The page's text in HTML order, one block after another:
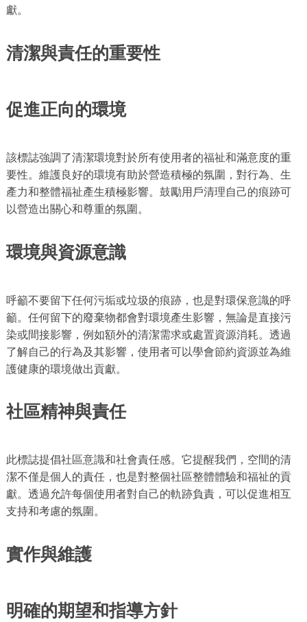
獻。
清潔與責任的重要性
促進正向的環境
該標誌強調了清潔環境對於所有使用者的福祉和滿意度的重
要性。維護良好的環境有助於營造積極的氛圍，對行為、生
產力和整體福祉產生積極影響。鼓勵用戶清理自己的痕跡可
以營造出關心和尊重的氛圍。
環境與資源意識
呼籲不要留下任何污垢或垃圾的痕跡，也是對環保意識的呼
籲。任何留下的廢棄物都會對環境產生影響，無論是直接污
染或間接影響，例如額外的清潔需求或處置資源消耗。透過
了解自己的行為及其影響，使用者可以學會節約資源並為維
護健康的環境做出貢獻。
社區精神與責任
此標誌提倡社區意識和社會責任感。它提醒我們，空間的清
潔不僅是個人的責任，也是對整個社區整體體驗和福祉的貢
獻。透過允許每個使用者對自己的軌跡負責，可以促進相互
支持和考慮的氛圍。
實作與維護
明確的期望和指導方針